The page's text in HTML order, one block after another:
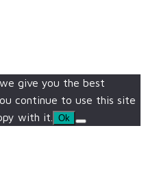
give you the best
continue to use this site
with it.
Ok